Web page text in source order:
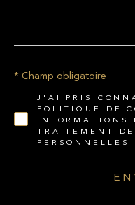
J'AI PRIS
POLITIQUE DE
INFORMATIONS
TRAITEMENT
* Champ obligatoire